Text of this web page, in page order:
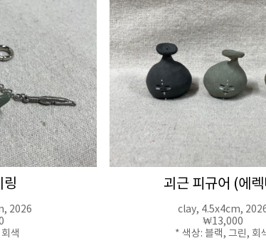
링
2026
색
괴근 피규어 (에
clay, 4.5x4cm,
₩13,000
* 색상: 블랙, 그린, 회